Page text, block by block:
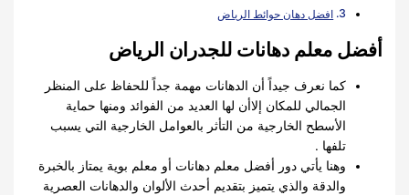
افضل دهان حوائط الرياض
أفضل معلم دهانات للجدران الرياض
كما نعرف جيداً أن الدهانات مهمة جداً للحفاظ على المنظر
الجمالي للمكان إلاأن لها العديد من الفوائد ومنها حماية
الأسطح الخارجية من التأثر بالعوامل الخارجية التي يسبب
تلفها .
وهنا يأتي دور أفضل معلم دهانات أو معلم بوية يمتاز بالخبرة
والدقة والذي يتميز بتقديم أحدث الألوان والدهانات العصرية